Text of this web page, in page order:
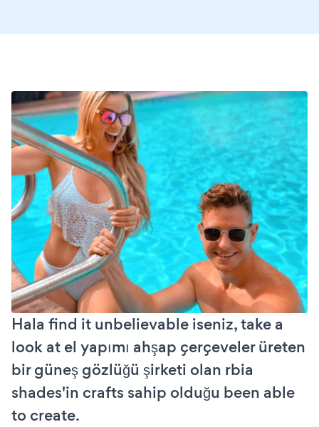
Hala find it unbelievable iseniz, take a
look at el yapımı ahşap çerçeveler üreten
bir güneş gözlüğü şirketi olan rbia
shades'in crafts sahip olduğu been able
to create.